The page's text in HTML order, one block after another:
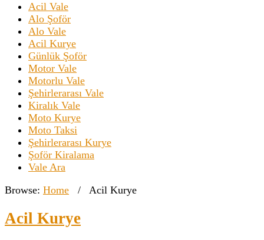
Acil Vale
Alo Şoför
Alo Vale
Acil Kurye
Günlük Şoför
Motor Vale
Motorlu Vale
Şehirlerarası Vale
Kiralık Vale
Moto Kurye
Moto Taksi
Şehirlerarası Kurye
Şoför Kiralama
Vale Ara
Browse: Home / Acil Kurye
Acil Kurye